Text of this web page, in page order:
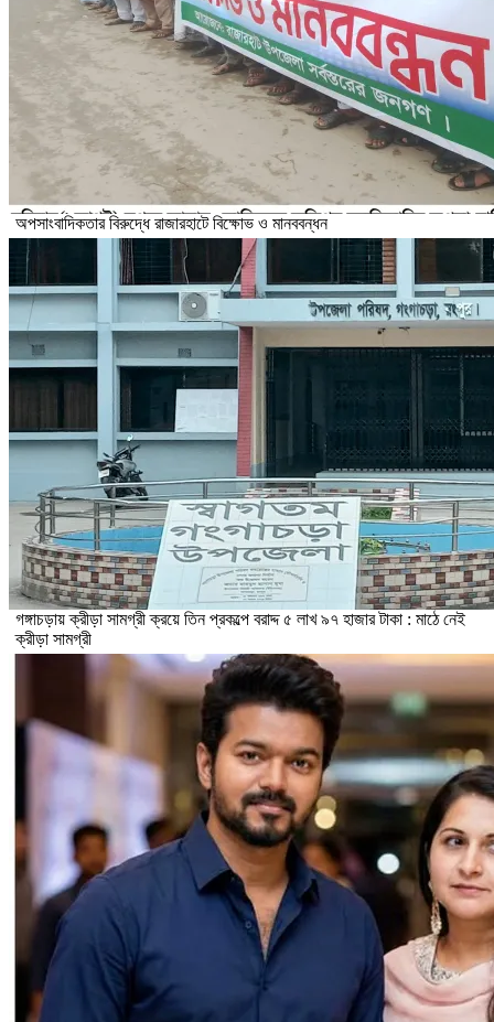
অপসাংবাদিকতার বিরুদ্ধে রাজারহাটে বিক্ষোভ ও মানববন্ধন
গঙ্গাচড়ায় ক্রীড়া সামগ্রী ক্রয়ে তিন প্রকল্পে বরাদ্দ ৫ লাখ ৯৭ হাজার টাকা : মাঠে নেই
ক্রীড়া সামগ্রী